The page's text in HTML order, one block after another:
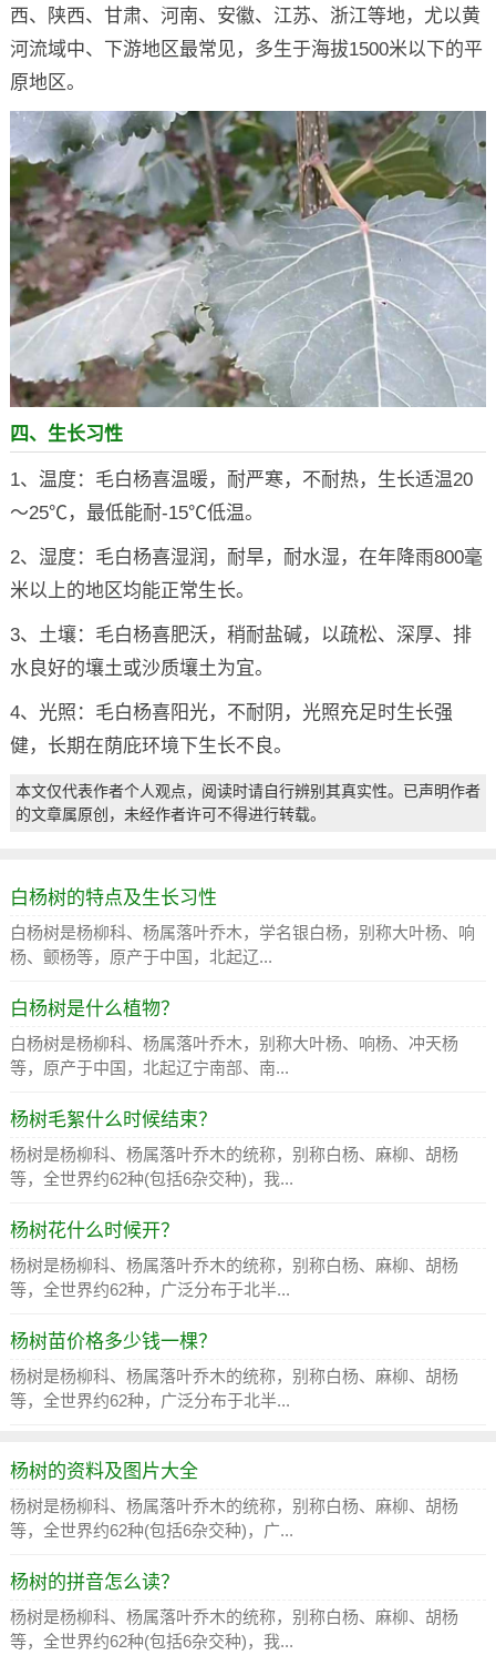
西、陕西、甘肃、河南、安徽、江苏、浙江等地，尤以黄
河流域中、下游地区最常见，多生于海拔1500米以下的平
原地区。
四、生长习性
1、温度：毛白杨喜温暖，耐严寒，不耐热，生长适温20
～25℃，最低能耐-15℃低温。
2、湿度：毛白杨喜湿润，耐旱，耐水湿，在年降雨800毫
米以上的地区均能正常生长。
3、土壤：毛白杨喜肥沃，稍耐盐碱，以疏松、深厚、排
水良好的壤土或沙质壤土为宜。
4、光照：毛白杨喜阳光，不耐阴，光照充足时生长强
健，长期在荫庇环境下生长不良。
本文仅代表作者个人观点，阅读时请自行辨别其真实性。已声明作者
的文章属原创，未经作者许可不得进行转载。
白杨树的特点及生长习性
白杨树是杨柳科、杨属落叶乔木，学名银白杨，别称大叶杨、响
杨、颤杨等，原产于中国，北起辽...
白杨树是什么植物？
白杨树是杨柳科、杨属落叶乔木，别称大叶杨、响杨、冲天杨
等，原产于中国，北起辽宁南部、南...
杨树毛絮什么时候结束？
杨树是杨柳科、杨属落叶乔木的统称，别称白杨、麻柳、胡杨
等，全世界约62种(包括6杂交种)，我...
杨树花什么时候开？
杨树是杨柳科、杨属落叶乔木的统称，别称白杨、麻柳、胡杨
等，全世界约62种，广泛分布于北半...
杨树苗价格多少钱一棵？
杨树是杨柳科、杨属落叶乔木的统称，别称白杨、麻柳、胡杨
等，全世界约62种，广泛分布于北半...
杨树的资料及图片大全
杨树是杨柳科、杨属落叶乔木的统称，别称白杨、麻柳、胡杨
等，全世界约62种(包括6杂交种)，广...
杨树的拼音怎么读？
杨树是杨柳科、杨属落叶乔木的统称，别称白杨、麻柳、胡杨
等，全世界约62种(包括6杂交种)，我...